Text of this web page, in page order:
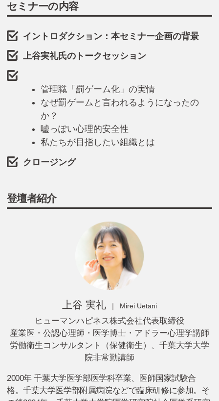
セミナーの内容
イントロダクション：本セミナー企画の背景
上谷実礼氏のトークセッション
管理職「罰ゲーム化」の実情
なぜ罰ゲームと言われるようになったの
か？
嘘っぽい心理的安全性
私たちが目指したい組織とは
クロージング
登壇者紹介
上谷 実礼 Mirei Uetani
ヒューマンハピネス株式会社代表取締役
産業医・公認心理師・医学博士・アドラー心理学講師
労働衛生コンサルタント（保健衛生）、千葉大学大学
院非常勤講師
2000年 千葉大学医学部医学科卒業、医師国家試験合
格。千葉大学医学部附属病院などで臨床研修に参加。そ